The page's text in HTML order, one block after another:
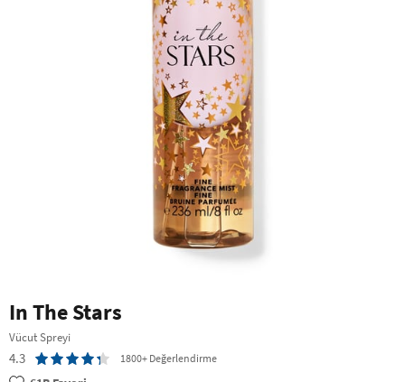
In The Stars
Vücut Spreyi
4.3 1800+ Değerlendirme